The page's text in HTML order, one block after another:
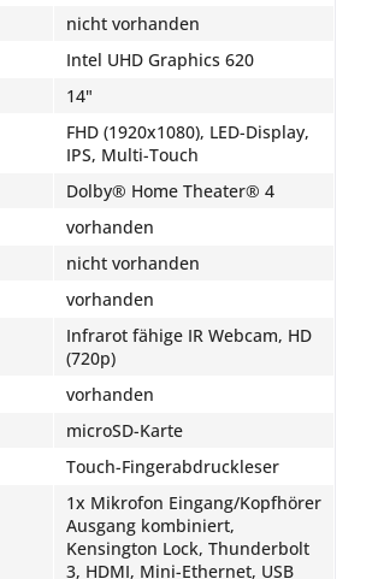
nicht vorhanden
Intel UHD Graphics 620
14"
FHD (1920x1080), LED-Display,
IPS, Multi-Touch
Dolby® Home Theater® 4
vorhanden
nicht vorhanden
vorhanden
Infrarot fähige IR Webcam, HD
(720p)
vorhanden
microSD-Karte
Touch-Fingerabdruckleser
1x Mikrofon Eingang/Kopfhörer
Ausgang kombiniert,
Kensington Lock, Thunderbolt
3, HDMI, Mini-Ethernet, USB